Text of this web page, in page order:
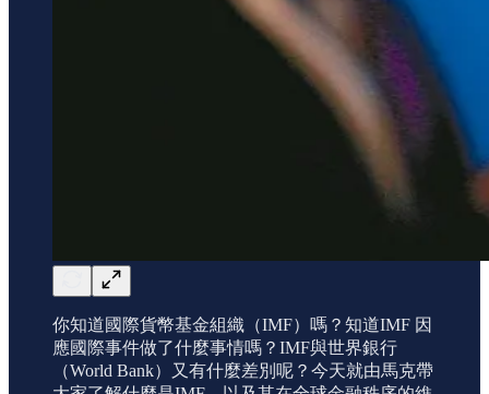
你知道國際貨幣基金組織（IMF）嗎？知道IMF 因
應國際事件做了什麼事情嗎？IMF與世界銀行
（World Bank）又有什麼差別呢？今天就由馬克帶